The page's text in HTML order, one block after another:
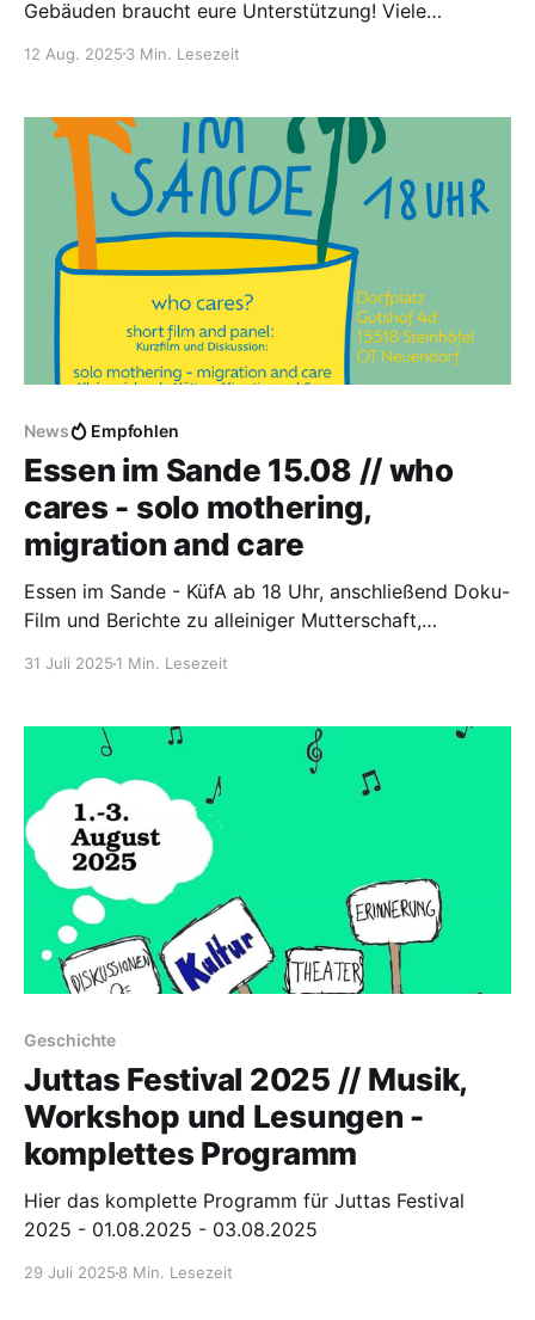
Gebäuden braucht eure Unterstützung! Viele
starten wir eine große Kampagne :)
12 Aug. 2025 3 Min. Lesezeit
News Empfohlen
Essen im Sande 15.08 // who
cares - solo mothering,
migration and care
Essen im Sande - KüfA ab 18 Uhr, anschließend Doku-
Film und Berichte zu alleiniger Mutterschaft,
31 Juli 2025 1 Min. Lesezeit
Geschichte
Juttas Festival 2025 // Musik,
Workshop und Lesungen -
komplettes Programm
Hier das komplette Programm für Juttas Festival
2025 - 01.08.2025 - 03.08.2025
29 Juli 2025 8 Min. Lesezeit